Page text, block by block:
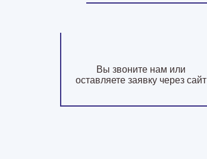
Вы звоните нам или
оставляете заявку через сайт